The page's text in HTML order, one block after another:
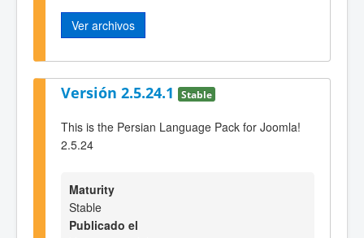
Ver archivos
Versión 2.5.24.1 Stable
This is the Persian Language Pack for Joomla!
2.5.24
Maturity
Stable
Publicado el